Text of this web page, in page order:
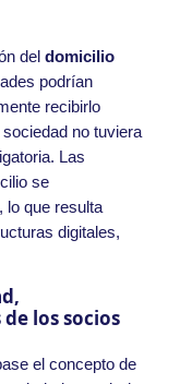
del domicilio
podrían
recibirlo
no tuviera
Las
se
lo que resulta
digitales,
los socios
el concepto de